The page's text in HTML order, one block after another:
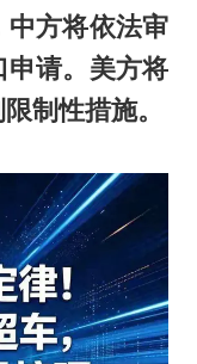
中方将依法审
申请。美方将
制性措施。